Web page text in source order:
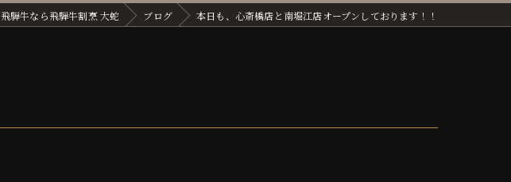
騨牛なら飛騨牛割烹 大蛇 ブログ 本日も、心斎橋店と南堀江店オープンしております！！